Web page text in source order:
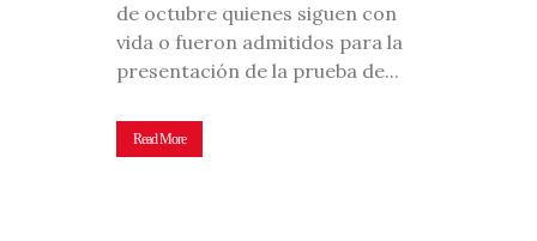
de octubre quienes siguen con
vida o fueron admitidos para la
presentación de la prueba de...
Read More